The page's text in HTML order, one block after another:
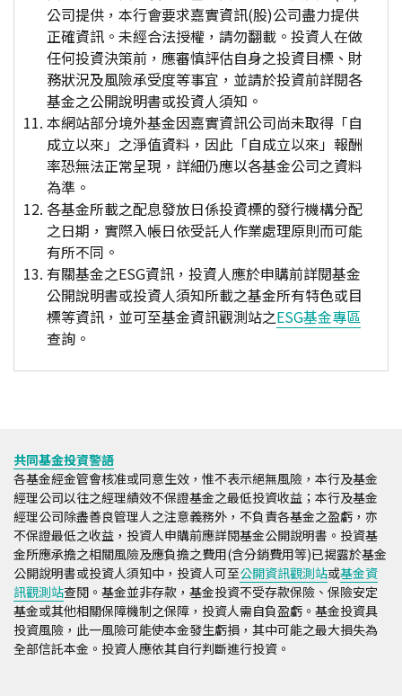
公司提供，本行會要求嘉實資訊(股)公司盡力提供
正確資訊。未經合法授權，請勿翻載。投資人在做
任何投資決策前，應審慎評估自身之投資目標、財
務狀況及風險承受度等事宜，並請於投資前詳閱各
基金之公開說明書或投資人須知。
本網站部分境外基金因嘉實資訊公司尚未取得「自
成立以來」之淨值資料，因此「自成立以來」報酬
率恐無法正常呈現，詳細仍應以各基金公司之資料
為準。
各基金所載之配息發放日係投資標的發行機構分配
之日期，實際入帳日依受託人作業處理原則而可能
有所不同。
有關基金之ESG資訊，投資人應於申購前詳閱基金
公開說明書或投資人須知所載之基金所有特色或目
標等資訊，並可至基金資訊觀測站之ESG基金專區
查詢。
共同基金投資警語
各基金經金管會核准或同意生效，惟不表示絕無風險，本行及基金
經理公司以往之經理績效不保證基金之最低投資收益；本行及基金
經理公司除盡善良管理人之注意義務外，不負責各基金之盈虧，亦
不保證最低之收益，投資人申購前應詳閱基金公開說明書。投資基
金所應承擔之相關風險及應負擔之費用(含分銷費用等)已揭露於基金
公開說明書或投資人須知中，投資人可至公開資訊觀測站或基金資
訊觀測站查閱。基金並非存款，基金投資不受存款保險、保險安定
基金或其他相關保障機制之保障，投資人需自負盈虧。基金投資具
投資風險，此一風險可能使本金發生虧損，其中可能之最大損失為
全部信託本金。投資人應依其自行判斷進行投資。